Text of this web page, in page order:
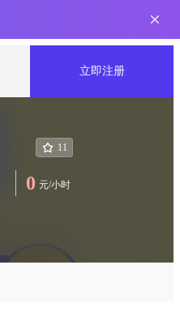
立即注册
11
0 元/小时